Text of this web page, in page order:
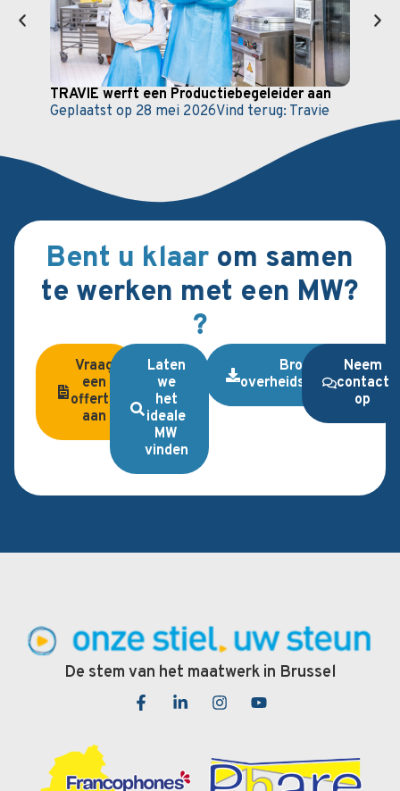
TRAVIE werft een Productiebegeleider aan
Geplaatst op 28 mei 2026Vind terug: Travie
Bent u klaar om samen
te werken met een MW?
?
Vraag
een
offerte
aan
Laten
we
het
ideale
MW
vinden
Brochure
overheidsopdrachten
Neem
contact
op
De stem van het maatwerk in Brussel